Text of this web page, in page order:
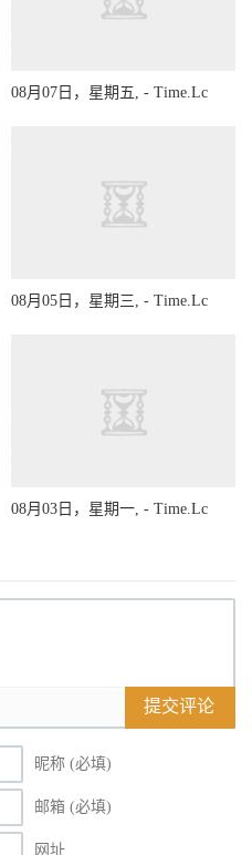
08月07日，星期五, - Time.Lc
08月05日，星期三, - Time.Lc
08月03日，星期一, - Time.Lc
提交评论
昵称 (必填)
邮箱 (必填)
网址